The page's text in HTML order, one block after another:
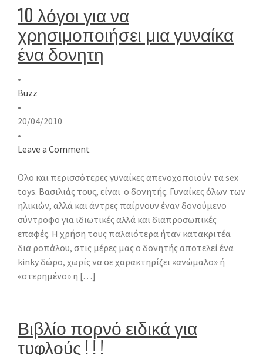
10 λόγοι για να
χρησιμοποιήσει μια γυναίκα
ένα δονητη
•
Buzz
•
20/04/2010
•
Leave a Comment
Ολο και περισσότερες γυναίκες απενοχοποιούν τα sex
toys. Βασιλιάς τους, είναι ο δονητής. Γυναίκες όλων των
ηλικιών, αλλά και άντρες παίρνουν έναν δονούμενο
σύντροφο για ιδιωτικές αλλά και διαπροσωπικές
επαφές. Η χρήση τους παλαιότερα ήταν κατακριτέα
δια ροπάλου, στις μέρες μας ο δονητής αποτελεί ένα
kinky δώρο, χωρίς να σε χαρακτηρίζει «ανώμαλο» ή
«στερημένο» η […]
Βιβλίο πορνό ειδικά για
τυφλούς ! ! !